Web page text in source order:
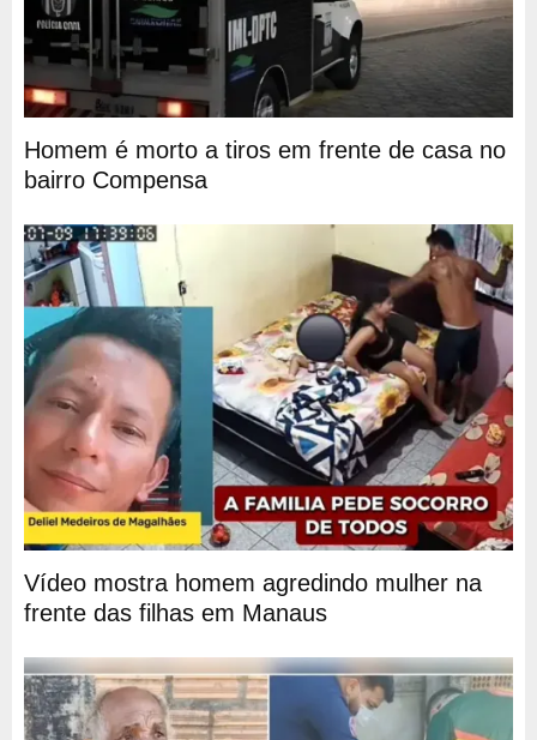
Homem é morto a tiros em frente de casa no
bairro Compensa
Vídeo mostra homem agredindo mulher na
frente das filhas em Manaus